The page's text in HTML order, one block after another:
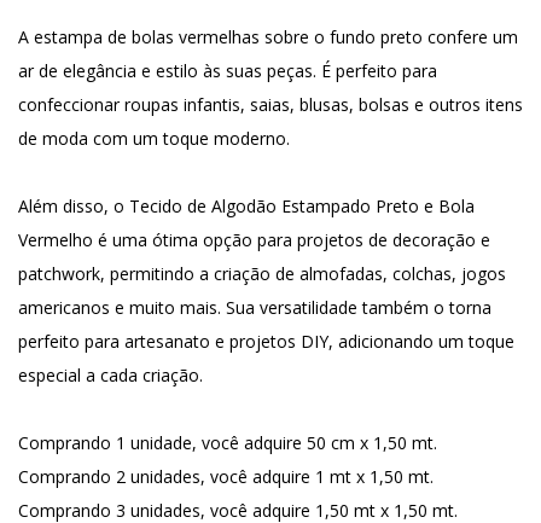
A estampa de bolas vermelhas sobre o fundo preto confere um
ar de elegância e estilo às suas peças. É perfeito para
confeccionar roupas infantis, saias, blusas, bolsas e outros itens
de moda com um toque moderno.
Além disso, o Tecido de Algodão Estampado Preto e Bola
Vermelho é uma ótima opção para projetos de decoração e
patchwork, permitindo a criação de almofadas, colchas, jogos
americanos e muito mais. Sua versatilidade também o torna
perfeito para artesanato e projetos DIY, adicionando um toque
especial a cada criação.
Comprando 1 unidade, você adquire 50 cm x 1,50 mt.
Comprando 2 unidades, você adquire 1 mt x 1,50 mt.
Comprando 3 unidades, você adquire 1,50 mt x 1,50 mt.